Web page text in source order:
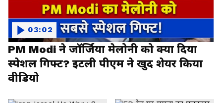
PM Modi ने जॉर्जिया मेलोनी को क्या दिया
स्पेशल गिफ्ट? इटली पीएम ने खुद शेयर किया
वीडियो
03:02